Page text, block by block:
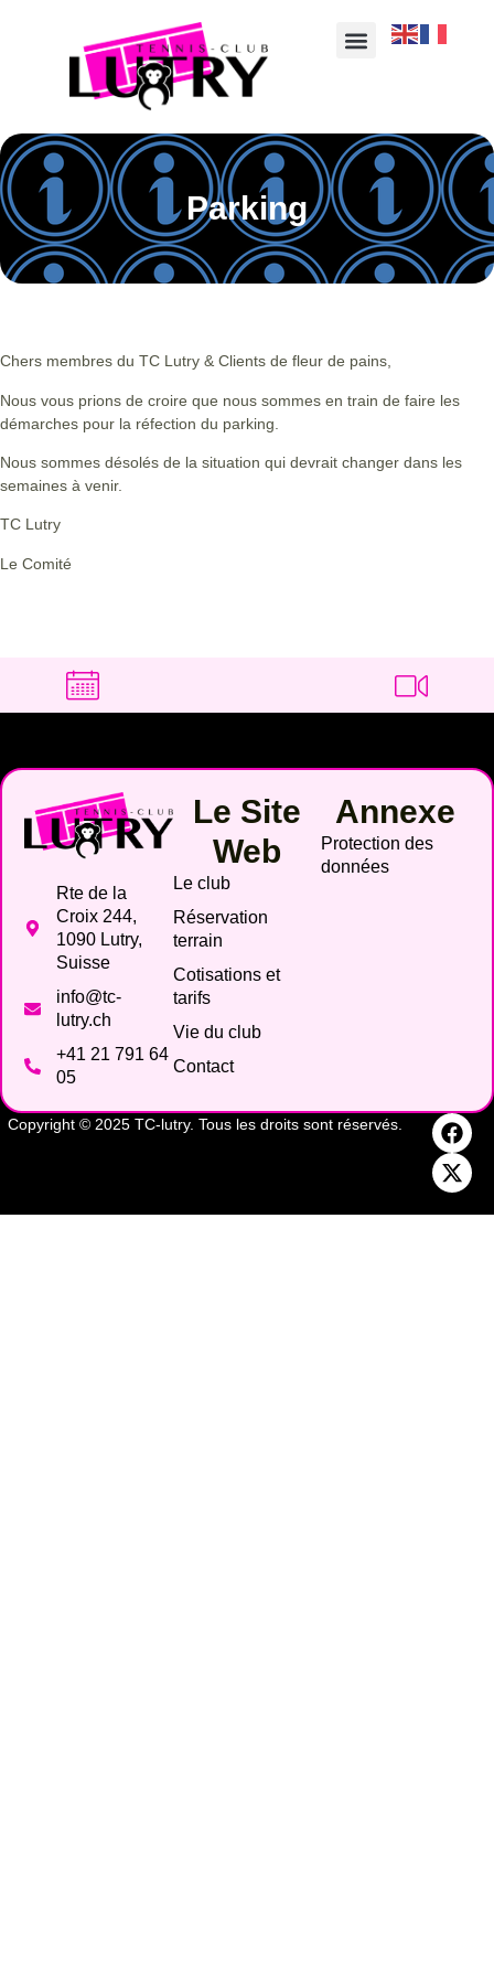
Parking
Chers membres du TC Lutry & Clients de fleur de pains,
Nous vous prions de croire que nous sommes en train de faire les
démarches pour la réfection du parking.
Nous sommes désolés de la situation qui devrait changer dans les
semaines à venir.
TC Lutry
Le Comité
Rte de la
Croix 244,
1090 Lutry,
Suisse
info@tc-
lutry.ch
+41 21 791 64
05
Le Site
Web
Le club
Réservation
terrain
Cotisations et
tarifs
Vie du club
Contact
Annexe
Protection des
données
Copyright © 2025 TC-lutry. Tous les droits sont réservés.